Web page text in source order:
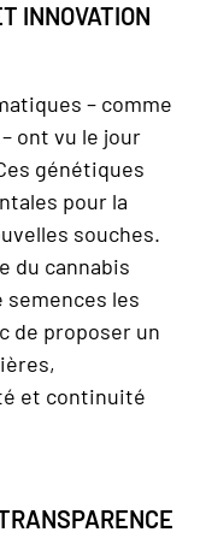
INNOVATION
– comme
ont vu le jour
génétiques
pour la
souches.
du cannabis
semences les
de proposer un
et continuité